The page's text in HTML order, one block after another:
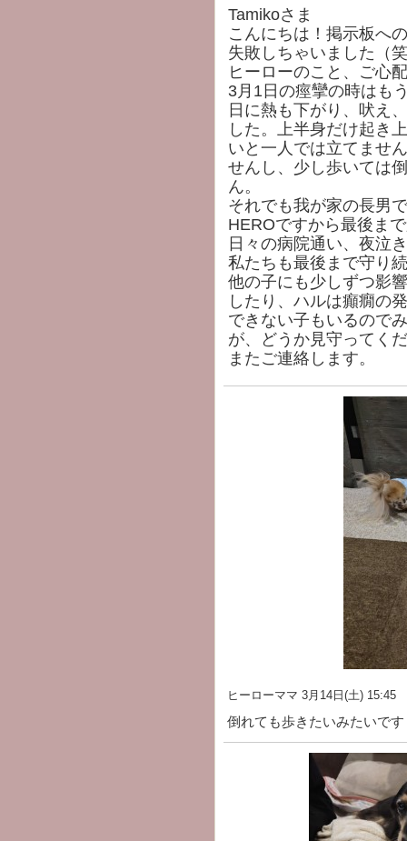
Tamikoさま
こんにちは！掲示板へ
失敗しちゃいました（
ヒーローのこと、ご心
3月1日の痙攣の時はも
日に熱も下がり、吠え
した。上半身だけ起き
いと一人では立てませ
せんし、少し歩いては
ん。
それでも我が家の長男
HEROですから最後ま
日々の病院通い、夜泣
私たちも最後まで守り
他の子にも少しずつ影
したり、ハルは癲癇の
できない子もいるので
が、どうか見守ってく
またご連絡します。
ヒーローママ 3月14日(土) 15:45
倒れても歩きたいみたいです